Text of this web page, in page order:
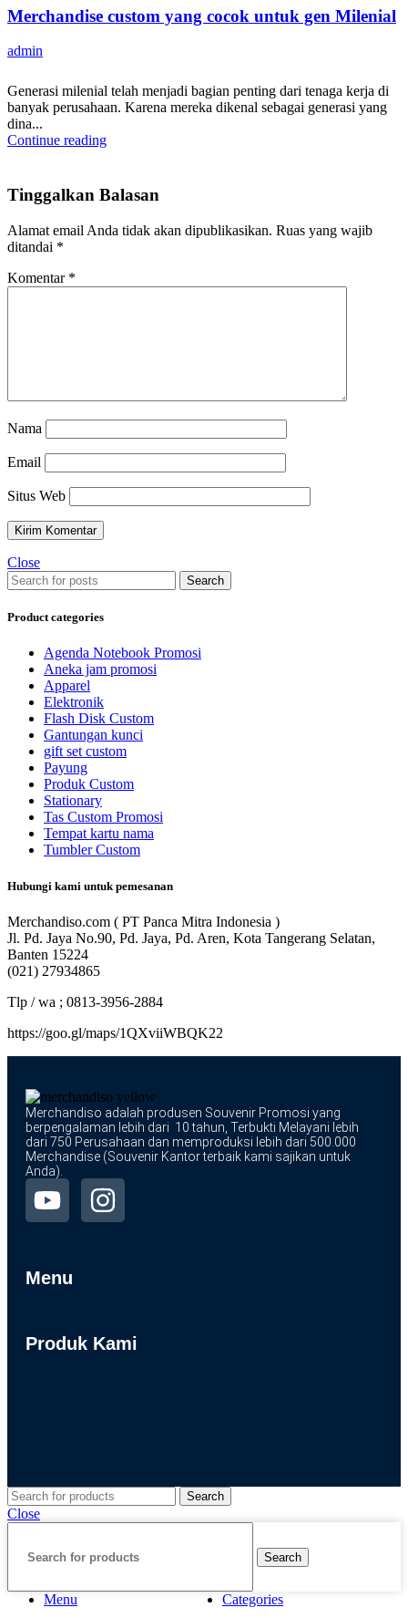
Merchandise custom yang cocok untuk gen Milenial
admin
Generasi milenial telah menjadi bagian penting dari tenaga kerja di
banyak perusahaan. Karena mereka dikenal sebagai generasi yang
dina...
Continue reading
Tinggalkan Balasan
Alamat email Anda tidak akan dipublikasikan. Ruas yang wajib
ditandai *
Komentar *
Nama
Email
Situs Web
Close
Search
Product categories
Agenda Notebook Promosi
Aneka jam promosi
Apparel
Elektronik
Flash Disk Custom
Gantungan kunci
gift set custom
Payung
Produk Custom
Stationary
Tas Custom Promosi
Tempat kartu nama
Tumbler Custom
Hubungi kami untuk pemesanan
Merchandiso.com ( PT Panca Mitra Indonesia )
Jl. Pd. Jaya No.90, Pd. Jaya, Pd. Aren, Kota Tangerang Selatan,
Banten 15224
(021) 27934865
Tlp / wa ; 0813-3956-2884
https://goo.gl/maps/1QXviiWBQK22
Merchandiso adalah produsen Souvenir Promosi yang
berpengalaman lebih dari 10 tahun, Terbukti Melayani lebih
dari 750 Perusahaan dan memproduksi lebih dari 500.000
Merchandise (Souvenir Kantor terbaik kami sajikan untuk
Anda).
Menu
Produk Kami
Search
Close
Search
Menu Categories